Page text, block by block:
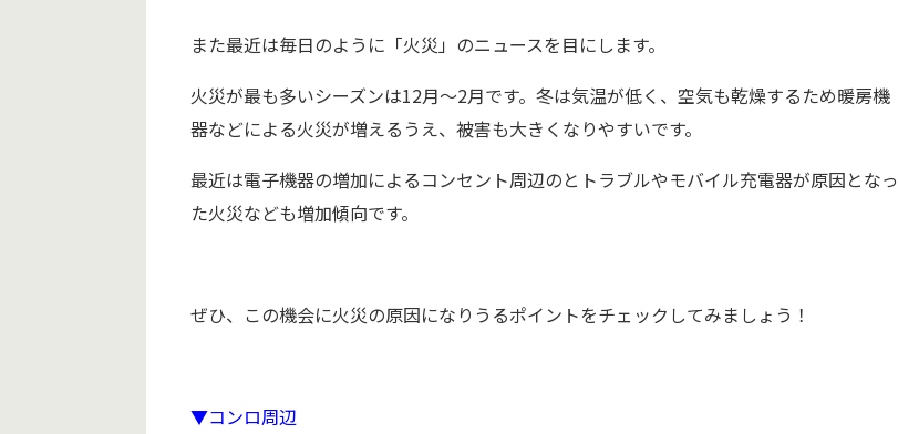
また最近は毎日のように「火災」のニュースを目にします。
火災が最も多いシーズンは12月～2月です。冬は気温が低く、空気も乾燥するため暖房機
器などによる火災が増えるうえ、被害も大きくなりやすいです。
最近は電子機器の増加によるコンセント周辺のとトラブルやモバイル充電器が原因となっ
た火災なども増加傾向です。
ぜひ、この機会に火災の原因になりうるポイントをチェックしてみましょう！
▼コンロ周辺